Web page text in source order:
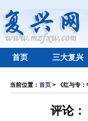
首页 三大复兴
当前位置： 首页 > 《红与专
评论：